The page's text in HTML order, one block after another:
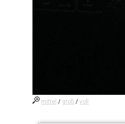
mittel / groß /voll